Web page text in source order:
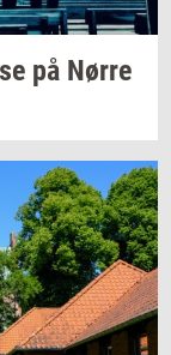
på Nørre